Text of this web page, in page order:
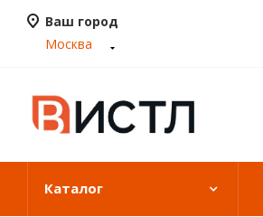
Ваш город
Москва
Каталог